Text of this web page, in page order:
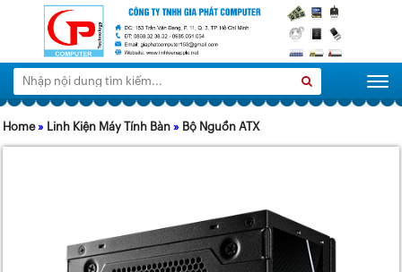
Tìm
kiếm:
Home» Linh Kiện Máy Tính Bàn » Bộ Nguồn ATX